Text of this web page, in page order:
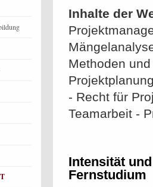
Inhalte der
Methoden
- Recht für
Teamarbeit -
Intensität
Fernstudium